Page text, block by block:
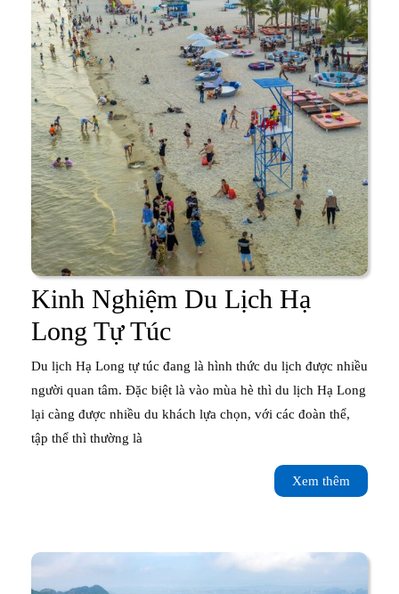
Kinh Nghiệm Du Lịch Hạ
Long Tự Túc
Nghiệm
Du
Lịch
Túc
Du lịch Hạ Long tự túc đang là hình thức du lịch được nhiều
người quan tâm. Đặc biệt là vào mùa hè thì du lịch Hạ Long
lại càng được nhiều du khách lựa chọn, với các đoàn thể,
tập thể thì thường là
Xem thêm
thêm